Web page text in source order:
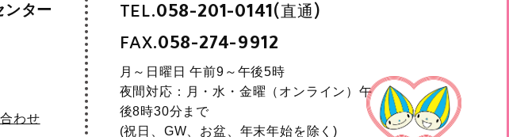
ンター
わせ
TEL.058-201-0141(直通)
FAX.058-274-9912
月～日曜日 午前9～午後5時
夜間対応：月・水・金曜（オンライン）午
後8時30分まで
(祝日、GW、お盆、年末年始を除く)